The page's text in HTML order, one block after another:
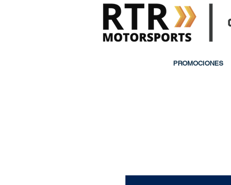
PROMOCIONES